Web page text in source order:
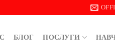
БЛОГ ПОСЛУГИ